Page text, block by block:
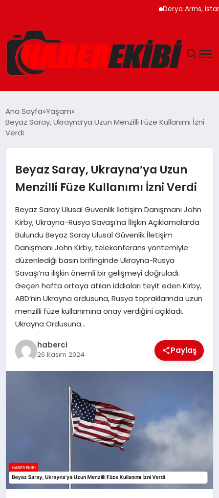
Derya Arms, İstanbul
GÜNCEL
EKONOMI
MAGAZIN
SAĞLIK
SPOR
TEKNOLOJI
YAŞAM
Ana Sayfa Yaşam
Beyaz Saray, Ukrayna’ya Uzun Menzilli Füze Kullanımı İzni
Verdi
Beyaz Saray, Ukrayna’ya Uzun
Menzilli Füze Kullanımı İzni Verdi
Beyaz Saray Ulusal Güvenlik İletişim Danışmanı John
Kirby, Ukrayna-Rusya Savaşı’na İlişkin Açıklamalarda
Bulundu Beyaz Saray Ulusal Güvenlik İletişim
Danışmanı John Kirby, telekonferans yöntemiyle
düzenlediği basın brifinginde Ukrayna-Rusya
Savaşı’na ilişkin önemli bir gelişmeyi doğruladı.
Geçen hafta ortaya atılan iddiaları teyit eden Kirby,
ABD’nin Ukrayna ordusuna, Rusya topraklarında uzun
menzilli füze kullanımına onay verdiğini açıkladı.
Ukrayna Ordusuna…
haberci
26 Kasım 2024 Paylaş